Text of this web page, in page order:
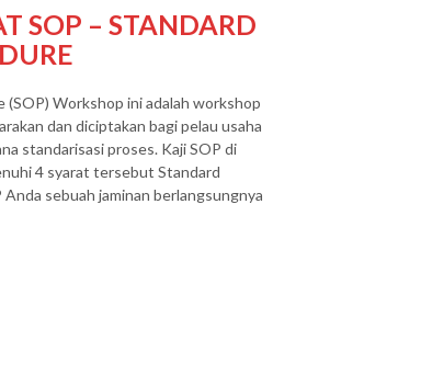
SOP – STANDARD
Workshop ini adalah workshop
dan diciptakan bagi pelau usaha
standarisasi proses. Kaji SOP di
4 syarat tersebut Standard
sebuah jaminan berlangsungnya